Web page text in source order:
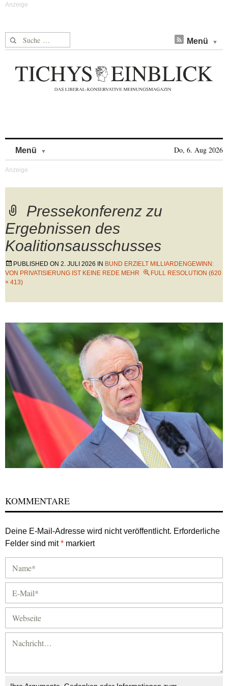
Suche nach: Menü
Menü Do, 6. Aug 2026
Pressekonferenz zu
Ergebnissen des
Koalitionsausschusses
PUBLISHED ON 2. JULI 2026 IN BUND ERZIELT MILLIARDENGEWINN:
VON PRIVATISIERUNG IST KEINE REDE MEHR
FULL RESOLUTION (620
× 413)
KOMMENTARE
Deine E-Mail-Adresse wird nicht veröffentlicht. Erforderliche
Felder sind mit* markiert